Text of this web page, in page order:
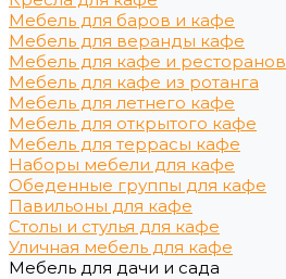
Мебель для баров и кафе
Мебель для веранды кафе
Мебель для кафе и ресторанов
Мебель для кафе из ротанга
Мебель для летнего кафе
Мебель для открытого кафе
Мебель для террасы кафе
Наборы мебели для кафе
Обеденные группы для кафе
Павильоны для кафе
Столы и стулья для кафе
Уличная мебель для кафе
Мебель для дачи и сада